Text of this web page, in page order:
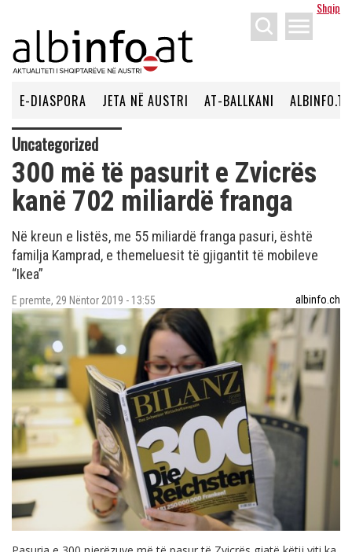
Shqip
menu
E-DIASPORA JETA NË AUSTRI AT-BALLKANI ALBINFO.TV
Uncategorized
300 më të pasurit e Zvicrës
kanë 702 miliardë franga
Në kreun e listës, me 55 miliardë franga pasuri, është
familja Kamprad, e themeluesit të gjigantit të mobileve
“Ikea”
E premte, 29 Nëntor 2019 - 13:55 albinfo.ch